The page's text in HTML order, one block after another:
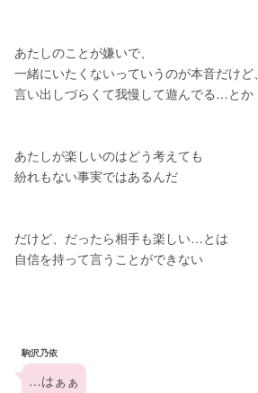
あたしのことが嫌いで、
一緒にいたくないっていうのが本音だけど、
言い出しづらくて我慢して遊んでる…とか
あたしが楽しいのはどう考えても
紛れもない事実ではあるんだ
だけど、だったら相手も楽しい…とは
自信を持って言うことができない
駒沢乃依
…はぁぁ